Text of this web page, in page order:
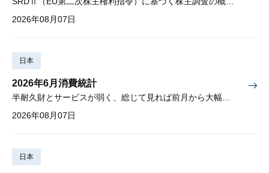
2026年08月07日
日本
2026年6月消費統計
2026年08月07日
日本